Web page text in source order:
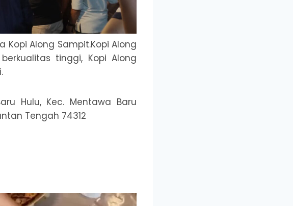
Kopi Along Sampit.Kopi Along
tinggi, Kopi Along
Hulu, Kec. Mentawa Baru
Tengah 74312